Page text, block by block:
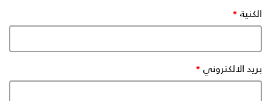
الكنية
بريد الالكتروني